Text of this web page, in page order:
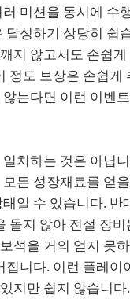
미션을 동시에 수
성하기 상당히 쉽
지 않고서도 손쉽
정도 보상은 손쉽게
는다면 이런 이벤
치하는 것은 아닙
든 성장재료를 얻
일 수 있습니다. 반
돌지 않아 전설 장
석을 거의 얻지 못
니다. 이런 플레이
지만 쉽지 않습니